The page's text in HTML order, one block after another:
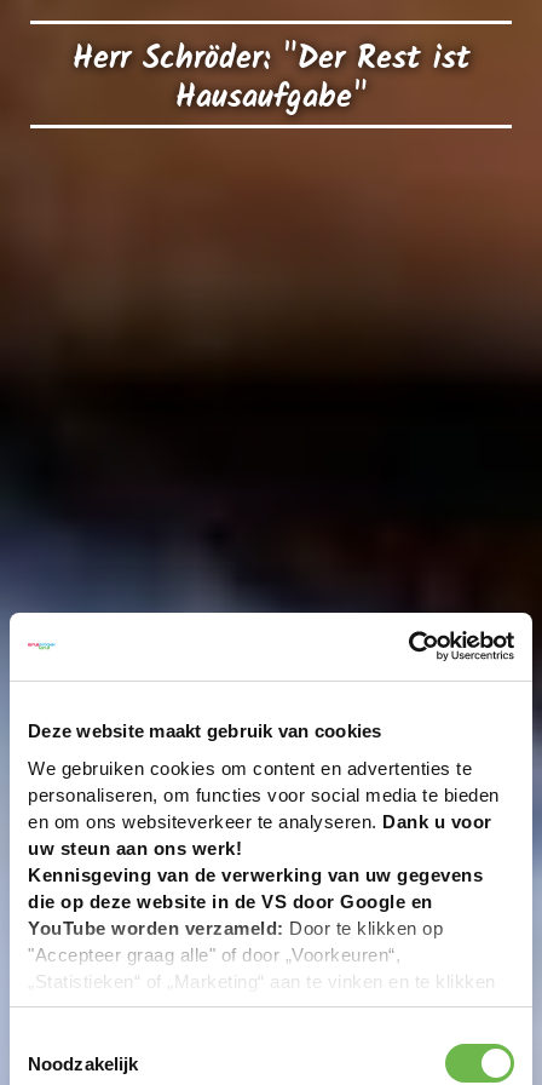
Deze website maakt gebruik van cookies
We gebruiken cookies om content en advertenties te
personaliseren, om functies voor social media te bieden
en om ons websiteverkeer te analyseren. Dank u voor
uw steun aan ons werk!
Kennisgeving van de verwerking van uw gegevens
die op deze website in de VS door Google en
YouTube worden verzameld: Door te klikken op
"Accepteer graag alle" of door „Voorkeuren“,
„Statistieken“ of „Marketing“ aan te vinken en te klikken
op "Selectie handmatig instellen", stemt u er ook mee in
overeenstemming met Art. 49 (1) zin 1 lit. a DSGVO. De
Noodzakelijk
Herr Schröder: "Der Rest ist
Hausaufgabe"